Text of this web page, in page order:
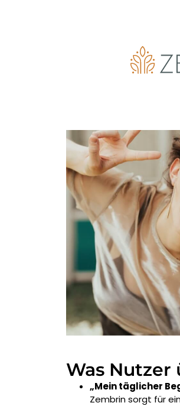
Was Nutzer
„Mein täglicher
Zembrin sorgt für